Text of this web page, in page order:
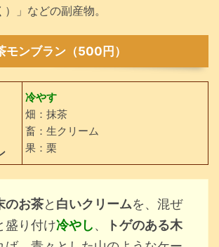
」などの副産物。
モンブラン（500円）
冷やす
畑：抹茶
畜：生クリーム
果：栗
のお茶と 白いクリームを、混ぜ
盛り付け冷やし、
トゲのある木